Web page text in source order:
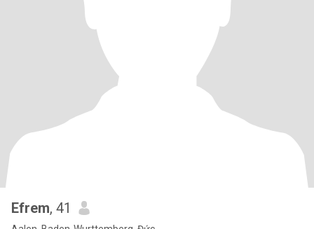
Efrem, 41